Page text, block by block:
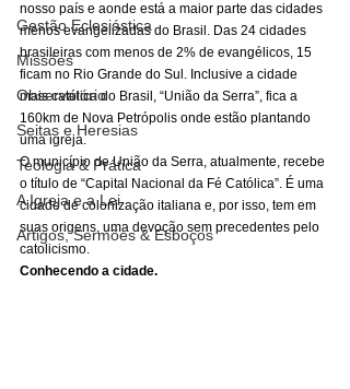
Gestão Eclesiástica
Missões
Observatório
Seitas e Heresias
Teologia & Prática
A Igreja e a Lei
Artigos, Sermões & Esboços
nosso país e aonde está a maior parte das cidades
menos evangelizadas do Brasil. Das 24 cidades
brasileiras com menos de 2% de evangélicos, 15
ficam no Rio Grande do Sul. Inclusive a cidade
mais católica do Brasil, “União da Serra”, fica a
160km de Nova Petrópolis onde estão plantando
uma igreja.
O município de União da Serra, atualmente, recebe
o título de “Capital Nacional da Fé Católica”. É uma
cidade de colonização italiana e, por isso, tem em
suas origens, uma devoção sem precedentes pelo
catolicismo.
Conhecendo a cidade.